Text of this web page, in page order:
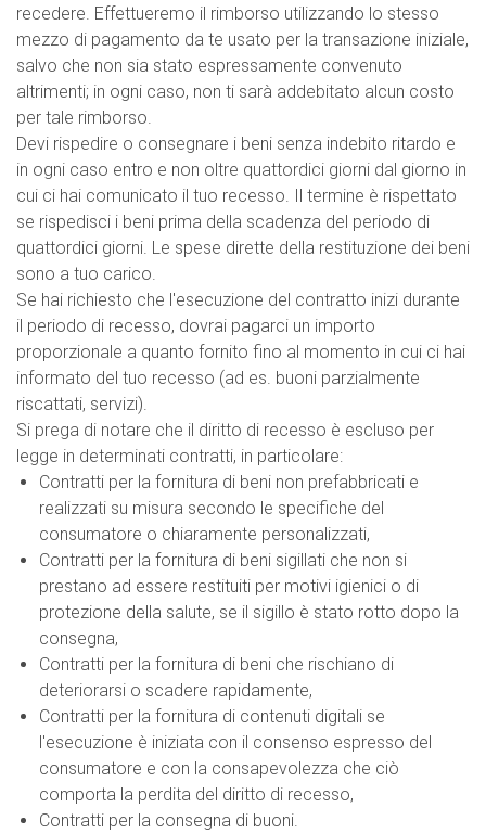
recedere. Effettueremo il rimborso utilizzando lo stesso
mezzo di pagamento da te usato per la transazione iniziale,
salvo che non sia stato espressamente convenuto
altrimenti; in ogni caso, non ti sarà addebitato alcun costo
per tale rimborso.
Devi rispedire o consegnare i beni senza indebito ritardo e
in ogni caso entro e non oltre quattordici giorni dal giorno in
cui ci hai comunicato il tuo recesso. Il termine è rispettato
se rispedisci i beni prima della scadenza del periodo di
quattordici giorni. Le spese dirette della restituzione dei beni
sono a tuo carico.
Se hai richiesto che l'esecuzione del contratto inizi durante
il periodo di recesso, dovrai pagarci un importo
proporzionale a quanto fornito fino al momento in cui ci hai
informato del tuo recesso (ad es. buoni parzialmente
riscattati, servizi).
Si prega di notare che il diritto di recesso è escluso per
legge in determinati contratti, in particolare:
Contratti per la fornitura di beni non prefabbricati e
realizzati su misura secondo le specifiche del
consumatore o chiaramente personalizzati,
Contratti per la fornitura di beni sigillati che non si
prestano ad essere restituiti per motivi igienici o di
protezione della salute, se il sigillo è stato rotto dopo la
consegna,
Contratti per la fornitura di beni che rischiano di
deteriorarsi o scadere rapidamente,
Contratti per la fornitura di contenuti digitali se
l'esecuzione è iniziata con il consenso espresso del
consumatore e con la consapevolezza che ciò
comporta la perdita del diritto di recesso,
Contratti per la consegna di buoni.